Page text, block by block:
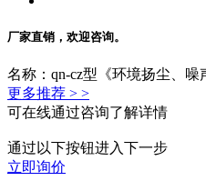
厂家直销，欢迎咨询。
名称：qn-cz型《环境扬尘、
更多推荐 > >
可在线通过咨询了解详情
通过以下按钮进入下一步
立即询价